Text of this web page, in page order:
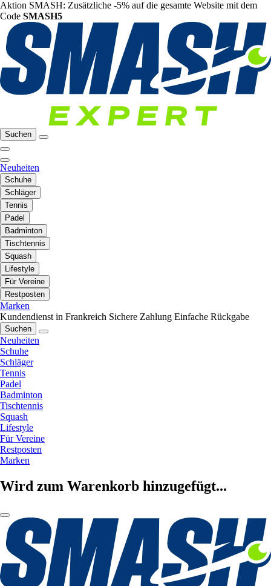
Aktion SMASH: Zusätzliche -5% auf die gesamte Website mit dem
Code SMASH5
Suchen
Neuheiten
Schuhe
Schläger
Tennis
Padel
Badminton
Tischtennis
Squash
Lifestyle
Für Vereine
Restposten
Marken
Kundendienst in Frankreich Sichere Zahlung Einfache Rückgabe
Suchen
Neuheiten
Schuhe
Schläger
Tennis
Padel
Badminton
Tischtennis
Squash
Lifestyle
Für Vereine
Restposten
Marken
Wird zum Warenkorb hinzugefügt...